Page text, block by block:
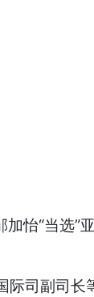
怡“当选”
际司副司